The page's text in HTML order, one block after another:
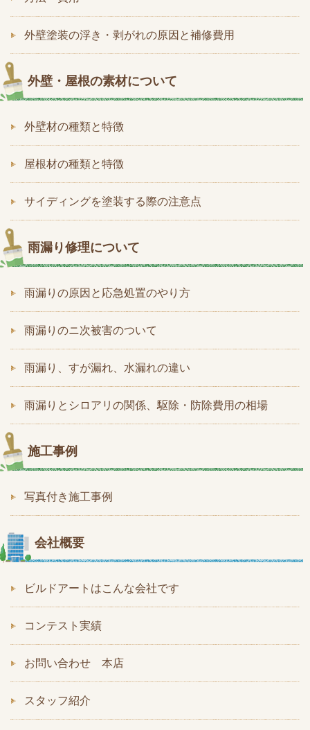
外壁塗装の浮き・剥がれの原因と補修費用
外壁・屋根の素材について
外壁材の種類と特徴
屋根材の種類と特徴
サイディングを塗装する際の注意点
雨漏り修理について
雨漏りの原因と応急処置のやり方
雨漏りのニ次被害のついて
雨漏り、すが漏れ、水漏れの違い
雨漏りとシロアリの関係、駆除・防除費用の相場
施工事例
写真付き施工事例
会社概要
ビルドアートはこんな会社です
コンテスト実績
お問い合わせ 本店
スタッフ紹介